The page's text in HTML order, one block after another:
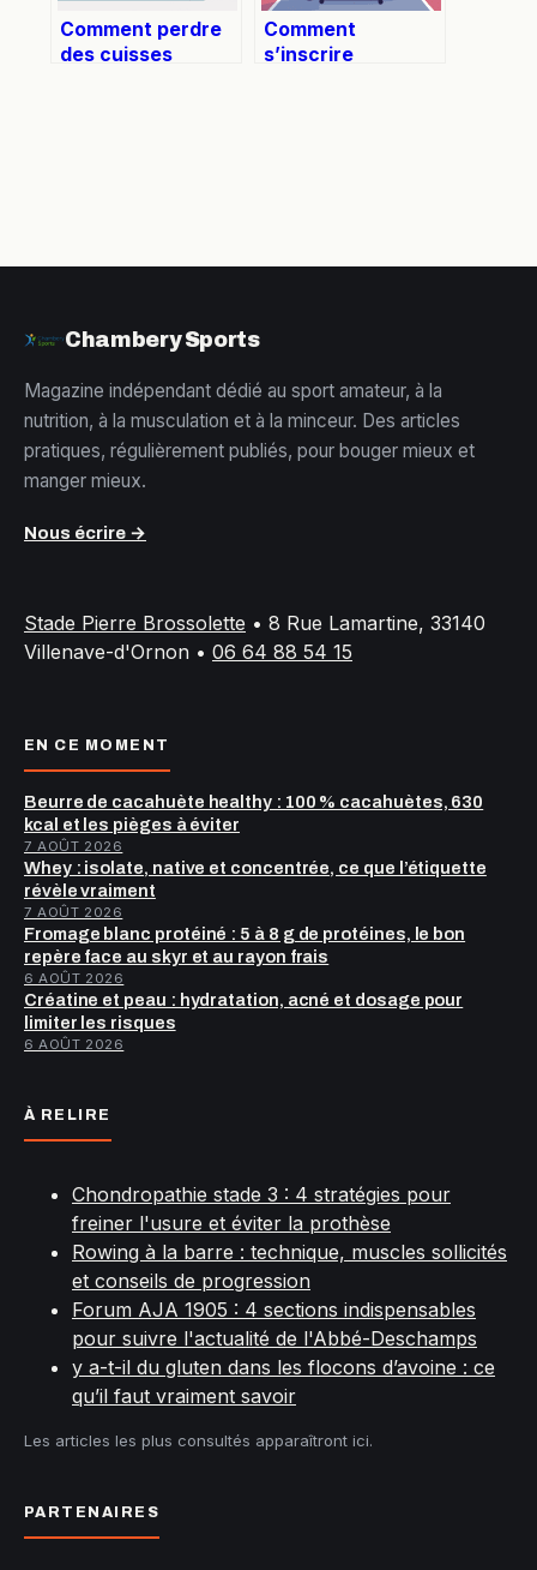
Comment perdre
des cuisses
Comment
s’inscrire
Chambery Sports
Magazine indépendant dédié au sport amateur, à la
nutrition, à la musculation et à la minceur. Des articles
pratiques, régulièrement publiés, pour bouger mieux et
manger mieux.
Nous écrire →
Stade Pierre Brossolette • 8 Rue Lamartine, 33140
Villenave-d'Ornon • 06 64 88 54 15
EN CE MOMENT
Beurre de cacahuète healthy : 100 % cacahuètes, 630
kcal et les pièges à éviter
7 AOÛT 2026
Whey : isolate, native et concentrée, ce que l’étiquette
révèle vraiment
7 AOÛT 2026
Fromage blanc protéiné : 5 à 8 g de protéines, le bon
repère face au skyr et au rayon frais
6 AOÛT 2026
Créatine et peau : hydratation, acné et dosage pour
limiter les risques
6 AOÛT 2026
À RELIRE
Chondropathie stade 3 : 4 stratégies pour
freiner l'usure et éviter la prothèse
Rowing à la barre : technique, muscles sollicités
et conseils de progression
Forum AJA 1905 : 4 sections indispensables
pour suivre l'actualité de l'Abbé-Deschamps
y a-t-il du gluten dans les flocons d’avoine : ce
qu’il faut vraiment savoir
Les articles les plus consultés apparaîtront ici.
PARTENAIRES